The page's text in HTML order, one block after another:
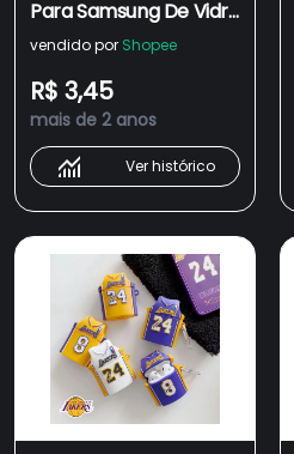
Para Samsung De Vidro
3D 9D Full Proteção de
Galaxy A22 4G/A32 4G
/ 13 4G/ A52S-5G
vendido por Shopee
R$ 3,45
mais de 2 anos
Ver histórico